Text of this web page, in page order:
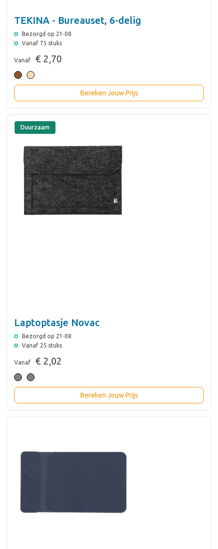
TEKINA - Bureauset, 6-delig
Bezorgd op 21-08
Vanaf 75 stuks
Vanaf € 2,70
Bereken Jouw Prijs
Duurzaam
Laptoptasje Novac
Bezorgd op 21-08
Vanaf 25 stuks
Vanaf € 2,02
Bereken Jouw Prijs